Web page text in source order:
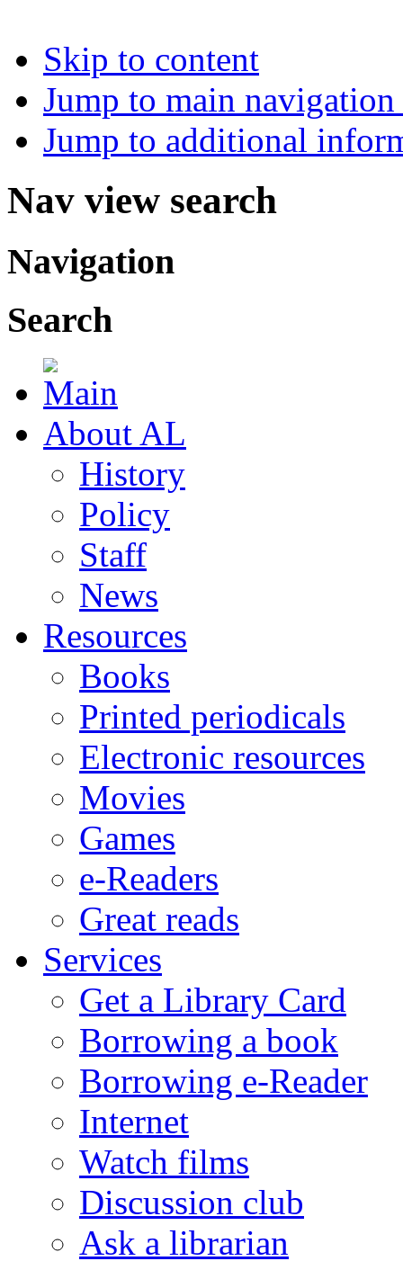
Skip to content
Jump to main
Jump to additional
Nav view search
Navigation
Search
About AL
History
Policy
Staff
News
Resources
Books
Printed periodicals
Electronic resources
Movies
Games
e-Readers
Great reads
Services
Get a Library Card
Borrowing a book
Borrowing e-Reader
Internet
Watch films
Discussion club
Ask a librarian